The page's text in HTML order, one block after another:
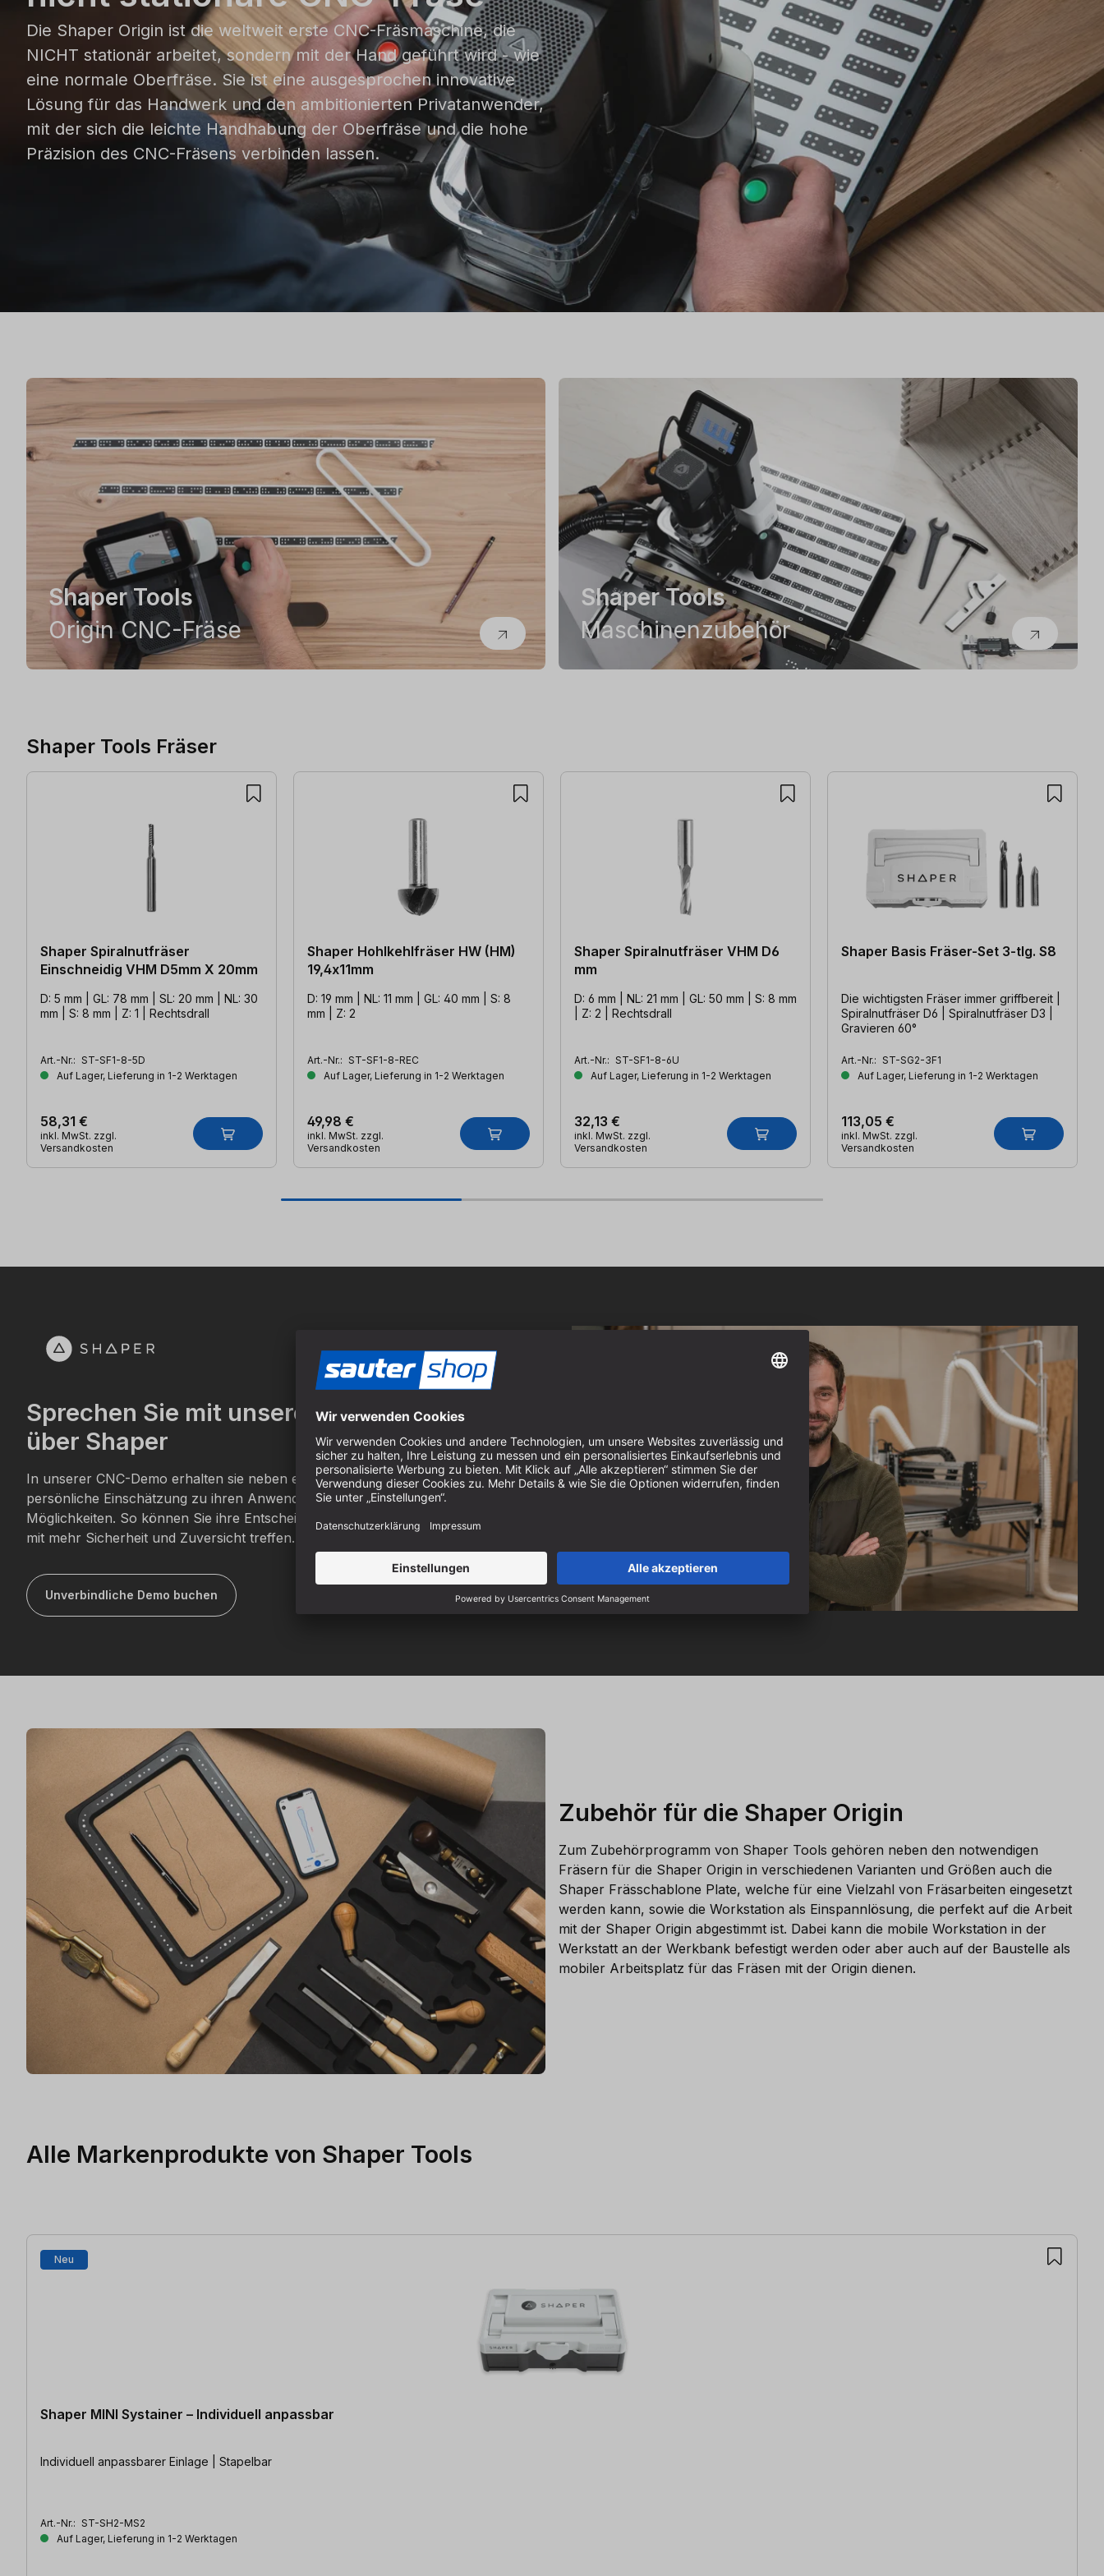
Die Shaper Origin ist die weltweit erste CNC-Fräsmaschine, die
NICHT stationär arbeitet, sondern mit der Hand geführt wird - wie
eine normale Oberfräse. Sie ist eine ausgesprochen innovative
Lösung für das Handwerk und den ambitionierten Privatanwender,
mit der sich die leichte Handhabung der Oberfräse und die hohe
Präzision des CNC-Fräsens verbinden lassen.
Shaper Tools
Origin CNC-Fräse
Shaper Tools
Maschinenzubehör
Shaper Tools Fräser
Produktgalerie überspringen
Shaper Spiralnutfräser
Einschneidig VHM D5mm X 20mm
D: 5 mm | GL: 78 mm | SL: 20 mm | NL: 30
mm | S: 8 mm | Z: 1 | Rechtsdrall
Art.-Nr.: ST-SF1-8-5D
Auf Lager, Lieferung in 1-2 Werktagen
58,31 €
inkl. MwSt. zzgl.
Versandkosten
Shaper Hohlkehlfräser HW (HM)
19,4x11mm
D: 19 mm | NL: 11 mm | GL: 40 mm | S: 8
mm | Z: 2
Art.-Nr.: ST-SF1-8-REC
Auf Lager, Lieferung in 1-2 Werktagen
49,98 €
inkl. MwSt. zzgl.
Versandkosten
Shaper Spiralnutfräser VHM D6
mm
D: 6 mm | NL: 21 mm | GL: 50 mm | S: 8 mm​​​​​​
| Z: 2 | Rechtsdrall
Art.-Nr.: ST-SF1-8-6U
Auf Lager, Lieferung in 1-2 Werktagen
32,13 €
inkl. MwSt. zzgl.
Versandkosten
Shaper Basis Fräser-Set 3-tlg. S8
Die wichtigsten Fräser immer griffbereit |
Spiralnutfräser D6 | Spiralnutfräser D3 |
Gravieren 60°
Art.-Nr.: ST-SG2-3F1
Auf Lager, Lieferung in 1-2 Werktagen
113,05 €
inkl. MwSt. zzgl.
Versandkosten
Sprechen Sie mit unserem CNC-Experten
über Shaper
In unserer CNC-Demo erhalten sie neben einer individuellen Vorführung eine
persönliche Einschätzung zu ihren Anwendungsfällen, Fragen und
Möglichkeiten. So können Sie ihre Entscheidung für die passende CNC-Lösung
mit mehr Sicherheit und Zuversicht treffen.
Unverbindliche Demo buchen
Zubehör für die Shaper Origin
Zum Zubehörprogramm von Shaper Tools gehören neben den notwendigen
Fräsern für die Shaper Origin in verschiedenen Varianten und Größen auch die
Shaper Frässchablone Plate, welche für eine Vielzahl von Fräsarbeiten eingesetzt
werden kann, sowie die Workstation als Einspannlösung, die perfekt auf die Arbeit
mit der Shaper Origin abgestimmt ist. Dabei kann die mobile Workstation in der
Werkstatt an der Werkbank befestigt werden oder aber auch auf der Baustelle als
mobiler Arbeitsplatz für das Fräsen mit der Origin dienen.
Alle Markenprodukte von Shaper Tools
Neu
Shaper MINI Systainer – Individuell anpassbar
Individuell anpassbarer Einlage | Stapelbar
Art.-Nr.: ST-SH2-MS2
Auf Lager, Lieferung in 1-2 Werktagen